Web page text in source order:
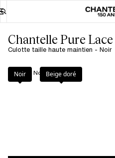
Chantelle Pure Lace
Culotte taille haute maintien - Noir
Couleur Noir
Noir Beige doré